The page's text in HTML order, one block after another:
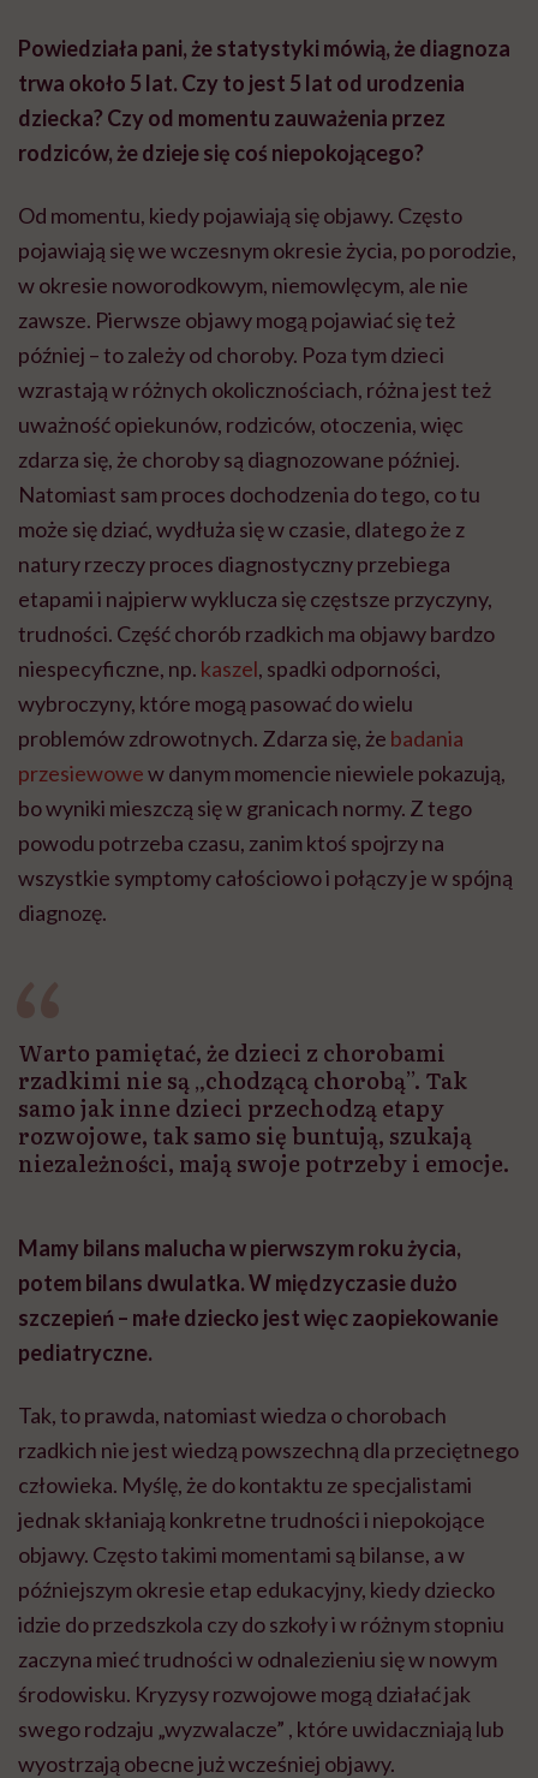
Powiedziała pani, że statystyki mówią, że diagnoza
trwa około 5 lat. Czy to jest 5 lat od urodzenia
dziecka? Czy od momentu zauważenia przez
rodziców, że dzieje się coś niepokojącego?
Od momentu, kiedy pojawiają się objawy. Często
pojawiają się we wczesnym okresie życia, po porodzie,
w okresie noworodkowym, niemowlęcym, ale nie
zawsze. Pierwsze objawy mogą pojawiać się też
później – to zależy od choroby. Poza tym dzieci
wzrastają w różnych okolicznościach, różna jest też
uważność opiekunów, rodziców, otoczenia, więc
zdarza się, że choroby są diagnozowane później.
Natomiast sam proces dochodzenia do tego, co tu
może się dziać, wydłuża się w czasie, dlatego że z
natury rzeczy proces diagnostyczny przebiega
etapami i najpierw wyklucza się częstsze przyczyny,
trudności. Część chorób rzadkich ma objawy bardzo
niespecyficzne, np. kaszel, spadki odporności,
wybroczyny, które mogą pasować do wielu
problemów zdrowotnych. Zdarza się, że badania
przesiewowew danym momencie niewiele pokazują,
bo wyniki mieszczą się w granicach normy. Z tego
powodu potrzeba czasu, zanim ktoś spojrzy na
wszystkie symptomy całościowo i połączy je w spójną
diagnozę.
Warto pamiętać, że dzieci z chorobami
rzadkimi nie są „chodzącą chorobą”. Tak
samo jak inne dzieci przechodzą etapy
rozwojowe, tak samo się buntują, szukają
niezależności, mają swoje potrzeby i emocje.
Mamy bilans malucha w pierwszym roku życia,
potem bilans dwulatka. W międzyczasie dużo
szczepień – małe dziecko jest więc zaopiekowanie
pediatryczne.
Tak, to prawda, natomiast wiedza o chorobach
rzadkich nie jest wiedzą powszechną dla przeciętnego
człowieka. Myślę, że do kontaktu ze specjalistami
jednak skłaniają konkretne trudności i niepokojące
objawy. Często takimi momentami są bilanse, a w
późniejszym okresie etap edukacyjny, kiedy dziecko
idzie do przedszkola czy do szkoły i w różnym stopniu
zaczyna mieć trudności w odnalezieniu się w nowym
środowisku. Kryzysy rozwojowe mogą działać jak
swego rodzaju „wyzwalacze” , które uwidaczniają lub
wyostrzają obecne już wcześniej objawy.